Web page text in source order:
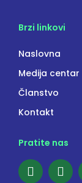
Brzi linkovi
Naslovna
Medija centar
Članstvo
Kontakt
Pratite nas